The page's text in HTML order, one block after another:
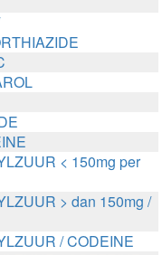
< 150mg per
> dan 150mg /
/ CODEINE